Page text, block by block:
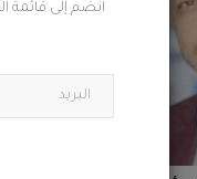
انضم إلى قائمة